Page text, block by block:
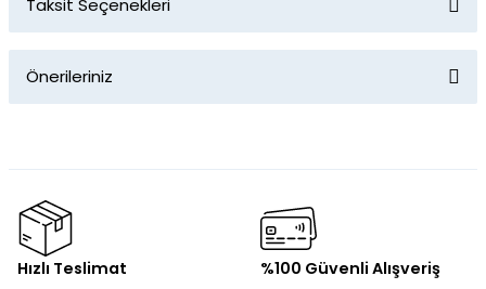
Taksit Seçenekleri
Önerileriniz
kullanarak tarafımıza iletebilirsiniz.
Görüş ve önerileriniz için teşekkür ederiz.
Ürün resmi kalitesiz, bozuk veya görüntülenemiyor.
Hızlı Teslimat %100 Güvenli Alışveriş